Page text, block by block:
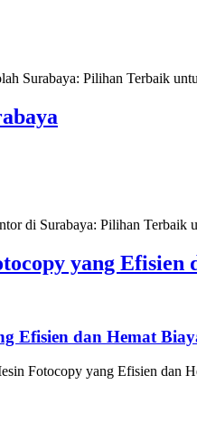
Surabaya: Pilihan Terbaik
di Surabaya: Pilihan Terbaik
yang Efisien
Efisien dan Hemat
Fotocopy yang Efisien dan